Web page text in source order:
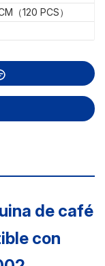
（120 PCS）
de café
con